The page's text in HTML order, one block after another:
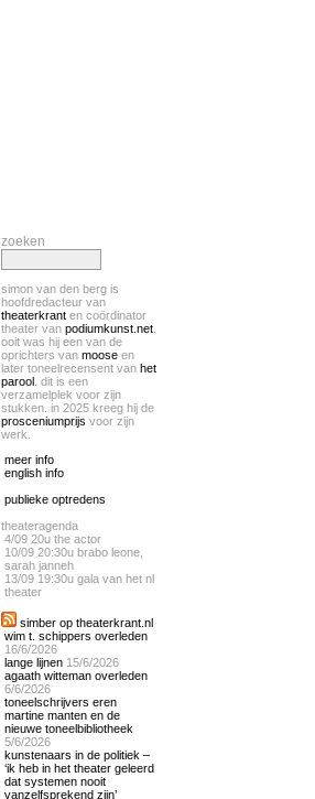
zoeken
simon van den berg is
hoofdredacteur van
theaterkrant en coördinator
theater van podiumkunst.net
ooit was hij een van de
oprichters van moose en
later toneelrecensent van het
parool . dit is een
verzamelplek voor zijn
stukken. in 2025 kreeg hij de
prosceniumprijs voor zijn
werk.
meer info
english info
publieke optredens
theateragenda
4/09 20u the actor
10/09 20:30u brabo leone,
sarah janneh
13/09 19:30u gala van het nl
theater
simber op theaterkrant.nl
wim t. schippers overleden
16/6/2026
lange lijnen 15/6/2026
agaath witteman overleden
6/6/2026
toneelschrijvers eren
martine manten en de
nieuwe toneelbibliotheek
5/6/2026
kunstenaars in de politiek –
‘ik heb in het theater geleerd
dat systemen nooit
vanzelfsprekend zijn’